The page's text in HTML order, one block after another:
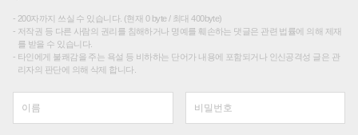
200자까지 쓰실 수 있습니다. (현재 0 byte / 최대 400byte)
저작권 등 다른 사람의 권리를 침해하거나 명예를 훼손하는 댓글은 관련 법률에 의해 제재
를 받을 수 있습니다.
타인에게 불쾌감을 주는 욕설 등 비하하는 단어가 내용에 포함되거나 인신공격성 글은 관
리자의 판단에 의해 삭제 합니다.